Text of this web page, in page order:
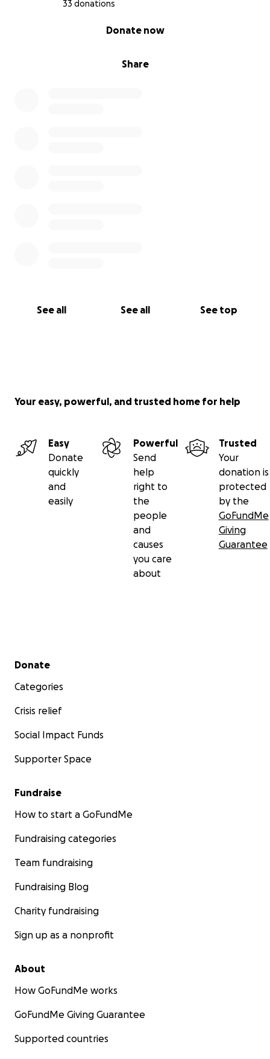
33 donations
Share
Donate now
See all See all See top
Your easy, powerful, and trusted home for help
Easy
Donate
quickly
and
easily
Powerful
Send
help
right to
the
people
and
causes
you care
about
Trusted
Your
donation is
protected
by the
GoFundMe
Giving
Guarantee
Secondary menu
Donate
Categories
Crisis relief
Social Impact Funds
Supporter Space
Fundraise
How to start a GoFundMe
Fundraising categories
Team fundraising
Fundraising Blog
Charity fundraising
Sign up as a nonprofit
About
How GoFundMe works
GoFundMe Giving Guarantee
Supported countries